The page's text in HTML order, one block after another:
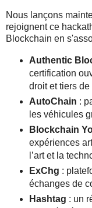
Nous lançons
rejoignent ce
Blockchain en
Authentic
certification
droit et tiers
AutoChain :
les véhicules
Blockchain
expériences
l’art et la
ExChg :
échanges de
Hashtag : un